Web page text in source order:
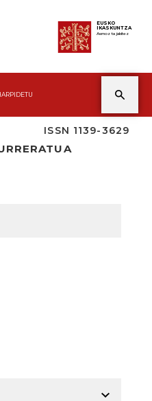
EUSKO
IKASKUNTZA
Asmoz ta jakitez
ISSN 1139-3629